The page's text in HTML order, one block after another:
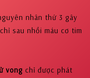
nhân thứ 3 gây
sau nhồi máu cơ tim
vong chỉ được phát